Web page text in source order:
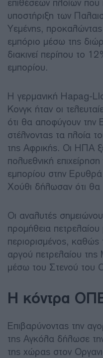
επιθέσεων πλοίων που
υποστήριξη των
Υεμένης,
εμπόριο μέσω της
διακινεί περίπου το
εμπορίου.
Η γερμανική Hapag-
Κονγκ ήταν οι
ότι θα αποφύγουν
στέλνοντας τα πλοία
της Αφρικής. Οι ΗΠΑ
πολυεθνική
εμπορίου στην
Χούθι δήλωσαν ότι θα
Οι αναλυτές
προμήθεια πετρελαίου
περιορισμένος,
αργού πετρελαίου της
μέσω του Στενού του
Η κόντρα
Επιβαρύνοντας την
της Αγκόλα δήλωσε
της χώρας στον